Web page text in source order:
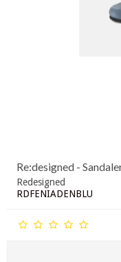
Re:designed -
Redesigned
RDFENIADENBLU